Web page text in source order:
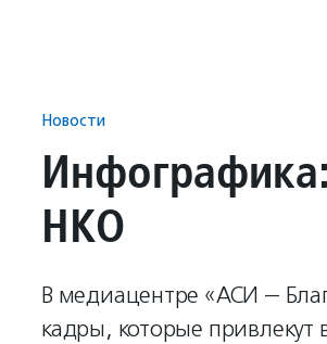
Новости
НКО
В медиацентре «АСИ —
кадры, которые